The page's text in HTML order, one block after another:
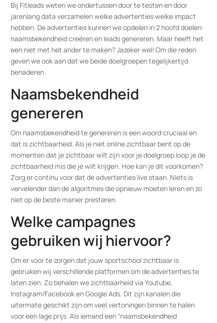
Bij Fitleads weten we ondertussen door te testen en door
jarenlang data verzamelen welke advertenties welke impact
hebben. De advertenties kunnen we opdelen in 2 hoofd doelen:
naamsbekendheid creëren en leads genereren. Maar heeft het
een niet met het ander te maken? Jazeker wel! Om die reden
geven we ook aan dat we beide doelgroepen tegelijkertijd
benaderen.
Naamsbekendheid
genereren
Om naamsbekendheid te genereren is een woord cruciaal en
dat is zichtbaarheid. Als je niet online zichtbaar bent op de
momenten dat je zichtbaar wilt zijn voor je doelgroep loop je de
zichtbaarheid mis die je wilt krijgen. Hoe kan je dit voorkomen?
Zorg er continu voor dat de advertenties live staan. Niets is
vervelender dan de algoritmes die opnieuw moeten leren en zo
niet op de beste manier presteren.
Welke campagnes
gebruiken wij hiervoor?
Om er voor te zorgen dat jouw sportschool zichtbaar is
gebruiken wij verschillende platformen om de advertenties te
laten zien. Zo behalen we zichtbaarheid via Youtube,
Instagram/Facebook en Google Ads. Dit zijn kanalen die
uitermate geschikt zijn om veel vertoningen binnen te halen
voor een lage prijs. Als iemand een “naamsbekendheid